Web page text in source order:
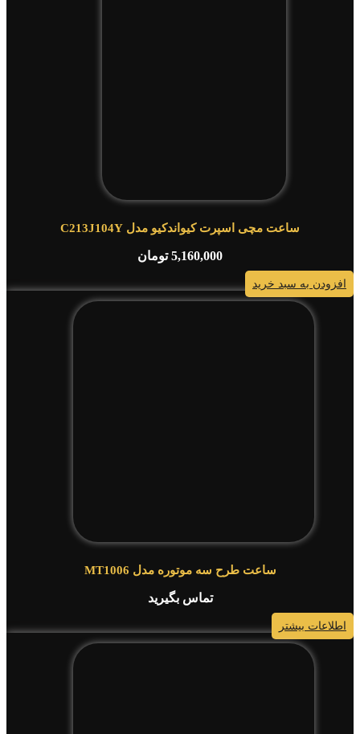
ساعت مچی اسپرت کیواندکیو مدل C213J104Y
5,160,000 تومان
افزودن به سبد خرید
ساعت طرح سه موتوره مدل MT1006
تماس بگیرید
اطلاعات بیشتر